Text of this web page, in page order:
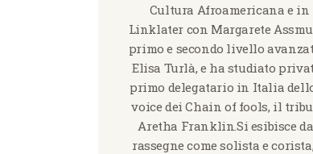
Cultura Afroamericana e
Linklater con Margarete
primo e secondo livello
Elisa Turlà, e ha studiato
primo delegatario in Italia
voice dei Chain of fools, il
Aretha Franklin.Si esibisce
rassegne come solista e